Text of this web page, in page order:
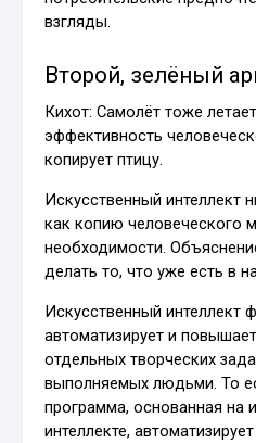
взгляды.
Второй, зелёный
Кихот: Самолёт тоже
эффективность
копирует птицу.
Искусственный интеллект
как копию человеческого
необходимости.
делать то, что уже есть в
Искусственный интеллект
автоматизирует и
отдельных творческих
выполняемых людьми. То
программа, основанная на
интеллекте,